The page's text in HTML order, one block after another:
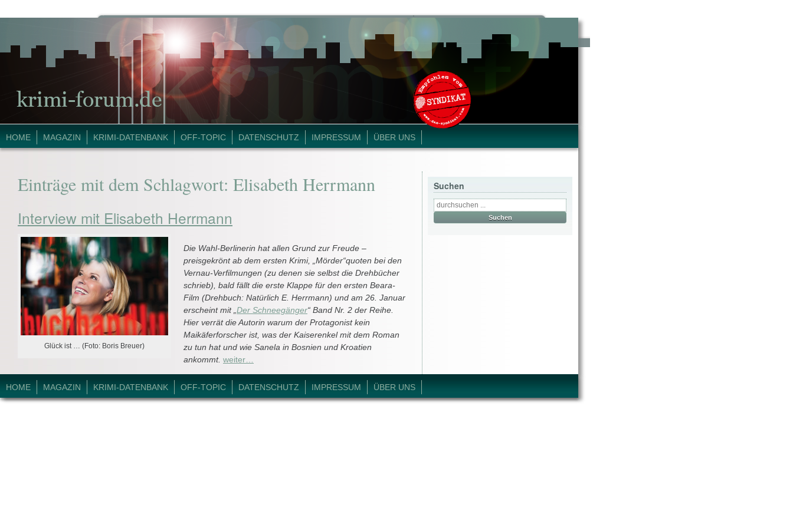
HOME MAGAZIN KRIMI-DATENBANK OFF-TOPIC DATENSCHUTZ IMPRESSUM ÜBER UNS
Einträge mit dem Schlagwort: Elisabeth Herrmann
Interview mit Elisabeth Herrmann
Glück ist … (Foto: Boris Breuer)
Die Wahl-Berlinerin hat allen Grund zur Freude –
preisgekrönt ab dem ersten Krimi, „Mörder“quoten bei den
Vernau-Verfilmungen (zu denen sie selbst die Drehbücher
schrieb), bald fällt die erste Klappe für den ersten Beara-
Film (Drehbuch: Natürlich E. Herrmann) und am 26. Januar
erscheint mit „ Der Schneegänger“ Band Nr. 2 der Reihe.
Hier verrät die Autorin warum der Protagonist kein
Maikäferforscher ist, was der Kaiserenkel mit dem Roman
zu tun hat und wie Sanela in Bosnien und Kroatien
ankommt. weiter…
Suchen
HOME MAGAZIN KRIMI-DATENBANK OFF-TOPIC DATENSCHUTZ IMPRESSUM ÜBER UNS
© 2026 Krimi-Forum.